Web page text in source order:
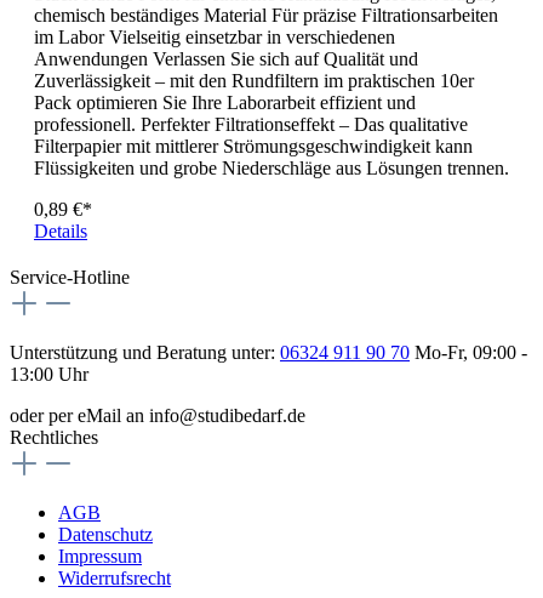
chemisch beständiges Material Für präzise Filtrationsarbeiten
im Labor Vielseitig einsetzbar in verschiedenen
Anwendungen Verlassen Sie sich auf Qualität und
Zuverlässigkeit – mit den Rundfiltern im praktischen 10er
Pack optimieren Sie Ihre Laborarbeit effizient und
professionell. Perfekter Filtrationseffekt – Das qualitative
Filterpapier mit mittlerer Strömungsgeschwindigkeit kann
Flüssigkeiten und grobe Niederschläge aus Lösungen trennen.
0,89 €*
Details
Service-Hotline
Unterstützung und Beratung unter: 06324 911 90 70 Mo-Fr, 09:00 -
13:00 Uhr
oder per eMail an info@studibedarf.de
Rechtliches
AGB
Datenschutz
Impressum
Widerrufsrecht